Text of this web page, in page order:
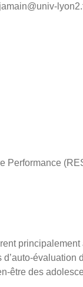
Performance
être des